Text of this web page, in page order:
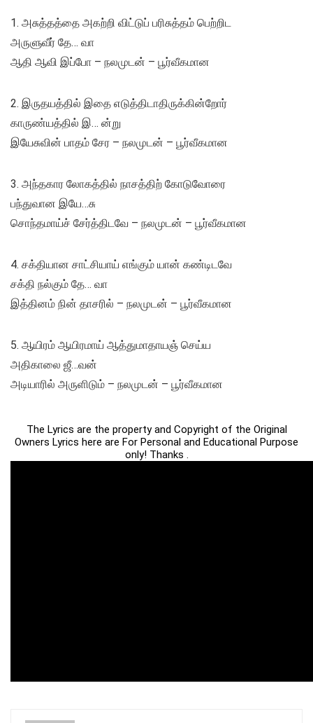
1. அசுத்தத்தை அகற்றி விட்டுப் பரிசுத்தம் பெற்றிட
அருளுவீர் தே… வா
ஆதி ஆவி இப்போ – நலமுடன் – பூர்வீகமான
2. இருதயத்தில் இதை எடுத்திடாதிருக்கின்றோர்
காருண்யத்தில் இ… ன்று
இயேசுவின் பாதம் சேர – நலமுடன் – பூர்வீகமான
3. அந்தகார லோகத்தில் நாசத்திற் கோடுவோரை
பந்துவான இயே…சு
சொந்தமாய்ச் சேர்த்திடவே – நலமுடன் – பூர்வீகமான
4. சக்தியான சாட்சியாய் எங்கும் யான் கண்டிடவே
சக்தி நல்கும் தே… வா
இத்தினம் நின் தாசரில் – நலமுடன் – பூர்வீகமான
5. ஆயிரம் ஆயிரமாய் ஆத்துமாதாயஞ் செய்ய
அதிகாலை ஜீ…வன்
அடியாரில் அருளிடும் – நலமுடன் – பூர்வீகமான
The Lyrics are the property and Copyright of the Original
Owners Lyrics here are For Personal and Educational Purpose
only! Thanks .